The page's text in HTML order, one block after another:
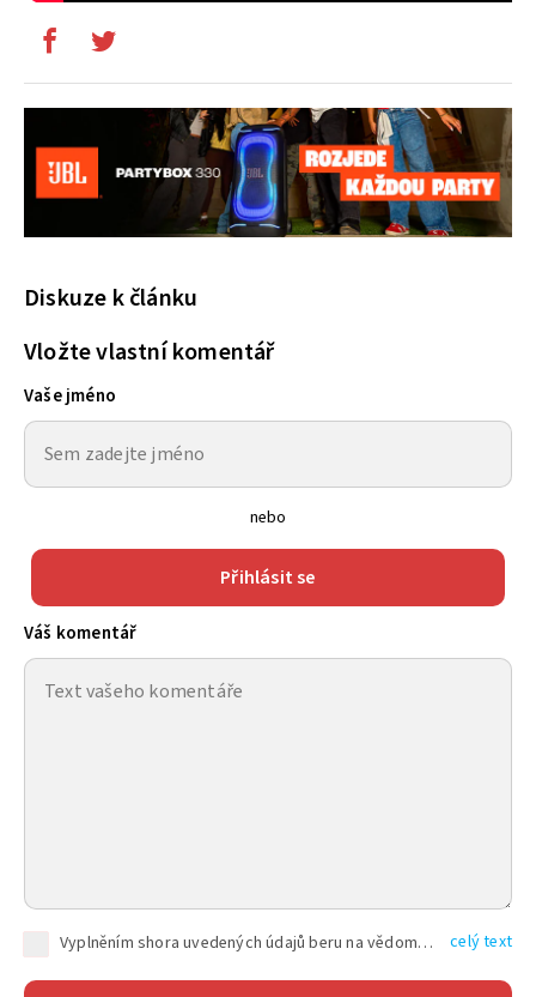
Diskuze k článku
Vložte vlastní komentář
Vaše jméno
nebo
Přihlásit se
Váš komentář
Vyplněním shora uvedených údajů beru na vědomí, že společnost TEXT FACTORY s.r.o., sídlem Brno, Durďákova 336/29, Černá Pole, PSČ: 613 00, IČ: 06157831, zapsané u Krajského soudu v Brně, oddíl C, vložka 100399, bude zpracovávat mé osobní údaje uvedené v rámci mnou vyplněného registračního formuláře na základě oprávněných zájmů TEXT FACTORY s.r.o. dle čl. 6 odst. 1 písm. f) GDPR a pro splnění právních povinností (čl. 6 odst. 1 písm. c) GDPR), a to pro tyto účely: nezbytnost zajistit oprávnění návštěvníka webových stránek provozovaných společností TEXT FACTORY s.r.o. přispívat aktivně ke zveřejněným článkům nebo v rámci diskusních fór a výkon práv TEXT FACTORY s.r.o. jako administrátora těchto diskusních fór. Více informací o zpracování osobních údajů a právech lze nalézt v celý text